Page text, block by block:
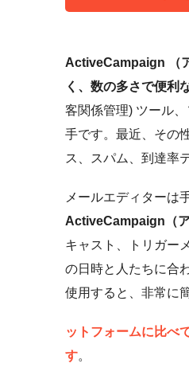
ActiveCampaign （
く、数の多さで便利
客関係管理) ツール
手です。最近、その
ス、スパム、到達率
メールエディターは
ActiveCampaign（
キャスト、トリガー
の日時と人たちに合
使用すると、非常に
ットフォームに比べ
す。